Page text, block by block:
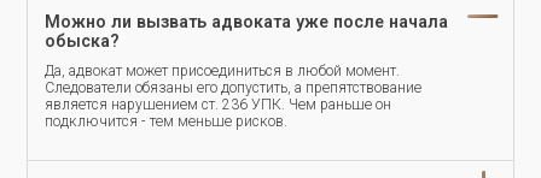
Можно ли вызвать адвоката уже после начала
обыска?
Да, адвокат может присоединиться в любой момент.
Следователи обязаны его допустить, а препятствование
является нарушением ст. 236 УПК. Чем раньше он
подключится - тем меньше рисков.